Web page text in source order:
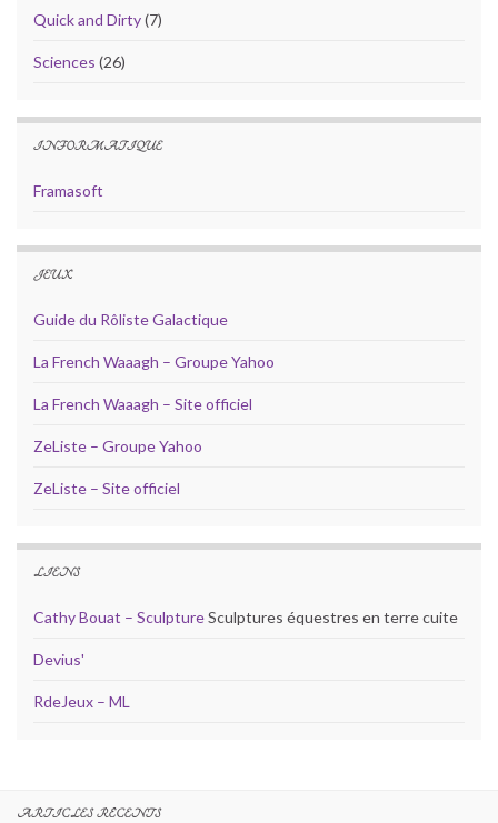
Quick and Dirty(7)
Sciences (26)
INFORMATIQUE
Framasoft
JEUX
Guide du Rôliste Galactique
La French Waaagh – Groupe Yahoo
La French Waaagh – Site officiel
ZeListe – Groupe Yahoo
ZeListe – Site officiel
LIENS
Cathy Bouat – SculptureSculptures équestres en terre cuite
Devius'
RdeJeux – ML
ARTICLES RÉCENTS